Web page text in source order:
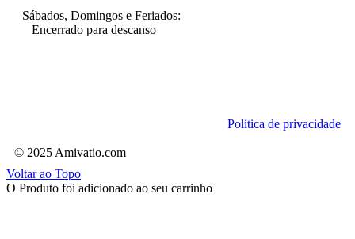
Sábados, Domingos e Feriados:
Encerrado para descanso
Política de privacidade
© 2025 Amivatio.com
Voltar ao Topo
O Produto foi adicionado ao seu carrinho